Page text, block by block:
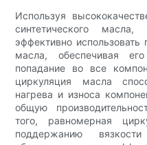
Используя
синтетического
эффективно использовать
масла, обеспечивая
попадание во все
циркуляция масла
нагрева и износа
общую
того, равномерная
поддержанию